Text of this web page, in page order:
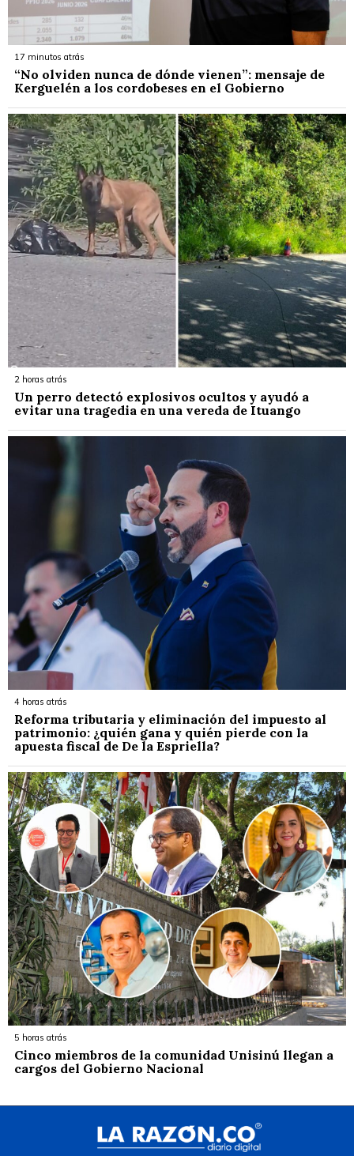
17 minutos atrás
“No olviden nunca de dónde vienen”: mensaje de
Kerguelén a los cordobeses en el Gobierno
2 horas atrás
Un perro detectó explosivos ocultos y ayudó a
evitar una tragedia en una vereda de Ituango
4 horas atrás
Reforma tributaria y eliminación del impuesto al
patrimonio: ¿quién gana y quién pierde con la
apuesta fiscal de De la Espriella?
5 horas atrás
Cinco miembros de la comunidad Unisinú llegan a
cargos del Gobierno Nacional